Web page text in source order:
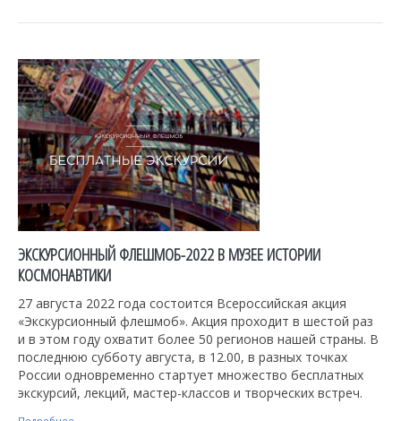
ЭКСКУРСИОННЫЙ ФЛЕШМОБ-2022 В МУЗЕЕ ИСТОРИИ
КОСМОНАВТИКИ
27 августа 2022 года состоится Всероссийская акция
«Экскурсионный флешмоб». Акция проходит в шестой раз
и в этом году охватит более 50 регионов нашей страны. В
последнюю субботу августа, в 12.00, в разных точках
России одновременно стартует множество бесплатных
экскурсий, лекций, мастер-классов и творческих встреч.